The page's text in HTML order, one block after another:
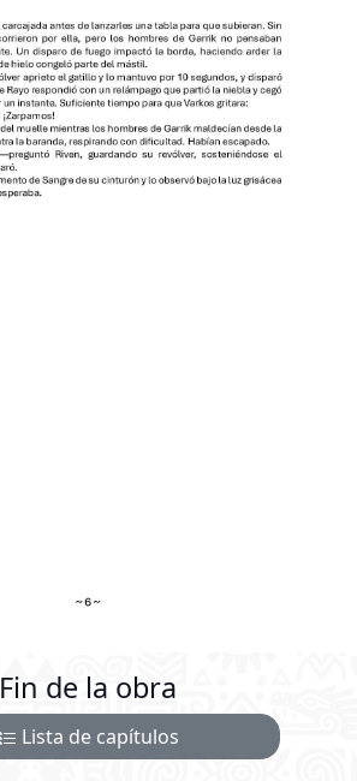
Fin de la obra
Lista de capítulos